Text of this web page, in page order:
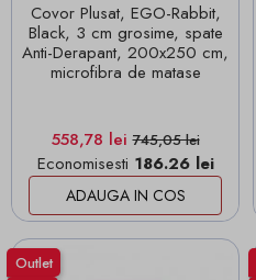
Covor Plusat, EGO-Rabbit,
Black, 3 cm grosime, spate
Anti-Derapant, 200x250 cm,
microfibra de matase
Pret
558,78 leiPret de baza
745,05 lei
Economisesti 186.26 lei
ADAUGA IN COS
Outlet